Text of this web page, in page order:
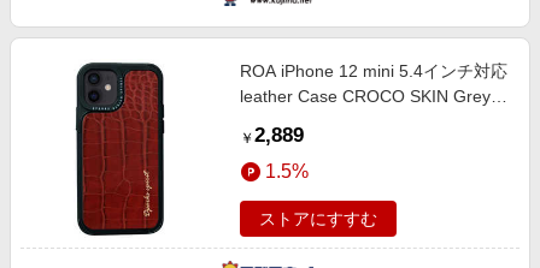
ROA iPhone 12 mini 5.4インチ対応
leather Case CROCO SKIN Grey
￥ 2,889
1.5%
ストアにすすむ